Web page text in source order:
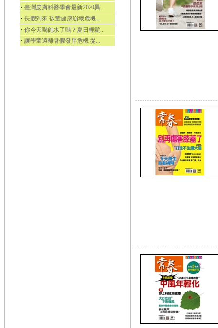
‧ 臺灣皮膚科醫學會最新2020異...
‧ 長假到來 孩童健康崩壞危機...
‧ 你今天喝飽水了嗎？夏日輕鬆...
‧ 讓學童遠離暑假發胖危機 從...